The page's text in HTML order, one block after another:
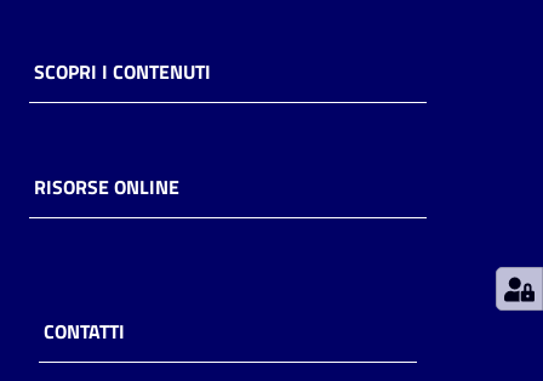
Casa
Piani
storico
per
SCOPRI I CONTENUTI
RISORSE ONLINE
CONTATTI